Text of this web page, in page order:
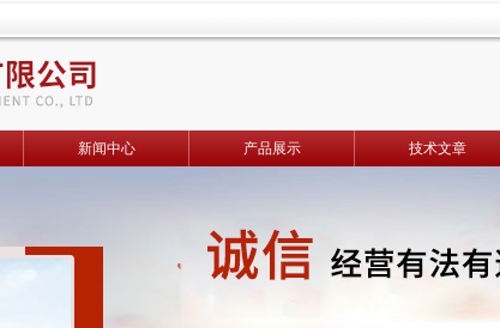
新闻中心 产品展示 技术文章